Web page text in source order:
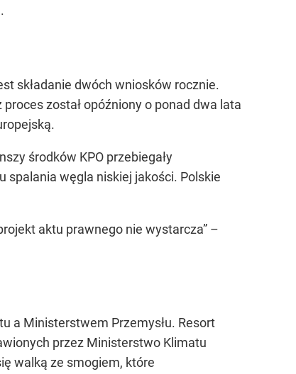
składanie dwóch wniosków rocznie.
został opóźniony o ponad dwa lata
środków KPO przebiegały
spalania węgla niskiej jakości. Polskie
aktu prawnego nie wystarcza” –
a Ministerstwem Przemysłu. Resort
przez Ministerstwo Klimatu
walką ze smogiem, które